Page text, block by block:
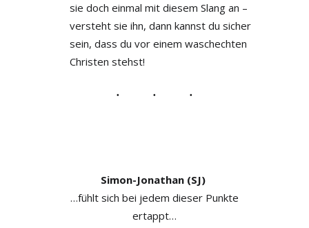
sie doch einmal mit diesem Slang an –
versteht sie ihn, dann kannst du sicher
sein, dass du vor einem waschechten
Christen stehst!
Simon-Jonathan (SJ)
…fühlt sich bei jedem dieser Punkte
ertappt…